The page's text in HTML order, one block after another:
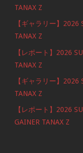
TANAX Z
【ギャラリー】2026
TANAX Z
【レポート】2026
TANAX Z
【ギャラリー】2026
TANAX Z
【レポート】2026
GAINER TANAX Z